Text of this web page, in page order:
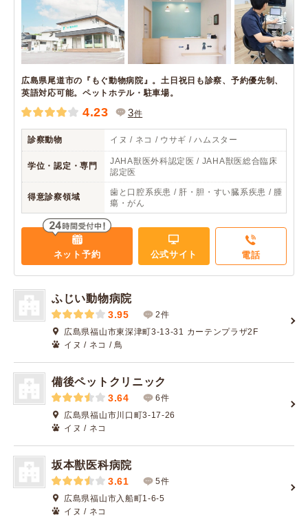
広島県尾道市の『もぐ動物病院』。土日祝日も診察、予約優先制、
英語対応可能。ペットホテル・駐車場。
4.23 3件
診察動物 イヌ / ネコ / ウサギ / ハムスター
学位・認定・専門
JAHA獣医外科認定医 / JAHA獣医総合臨床
認定医
得意診察領域
歯と口腔系疾患 / 肝・胆・すい臓系疾患 / 腫
瘍・がん
ネット予約 公式サイト 電話
ふじい動物病院
3.95
2件
広島県福山市東深津町3-13-31 カーテンプラザ2F
イヌ / ネコ / 鳥
備後ペットクリニック
3.64
6件
広島県福山市川口町3-17-26
イヌ / ネコ
坂本獣医科病院
3.61
5件
広島県福山市入船町1-6-5
イヌ / ネコ